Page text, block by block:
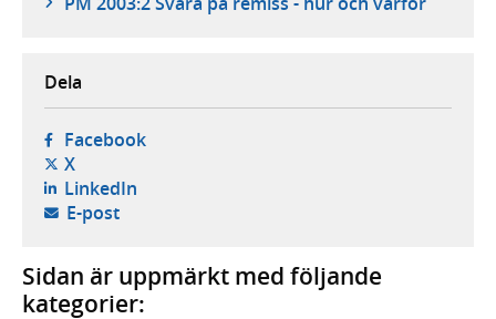
Dela
Facebook- öppnas i ny flik, extern webbplats,
X- öppnas i ny flik, extern webbplats,
LinkedIn- öppnas i ny flik, extern webbplats,
E-post- öppnar din e-postklient,
Sidan är uppmärkt med följande
kategorier: